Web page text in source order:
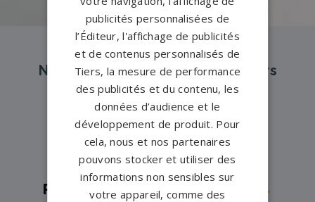
Nos pompes funèbres et marbriers
partenaires à proximité
Pompes funèbres -Arès→
Pompes funèbres -Bègles→
Pompes funèbres -BORDEAUX→
publicités personnalisées de
l’Éditeur, l'affichage de publicités
et de contenus personnalisés de
Tiers, la mesure de performance
des publicités et du contenu, les
données d’audience et le
développement de produit. Pour
cela, nous et nos partenaires
pouvons stocker et utiliser des
informations non sensibles sur
votre appareil, comme des